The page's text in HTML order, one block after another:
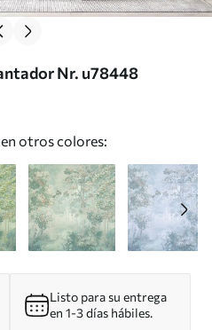
Nr. u78448
otros colores:
Listo para su entrega
en 1-3 días hábiles.